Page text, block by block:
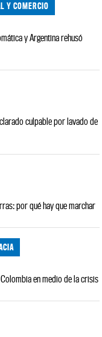
Y COMERCIO
y Argentina rehusó
culpable por lavado de
por qué hay que marchar
en medio de la crisis